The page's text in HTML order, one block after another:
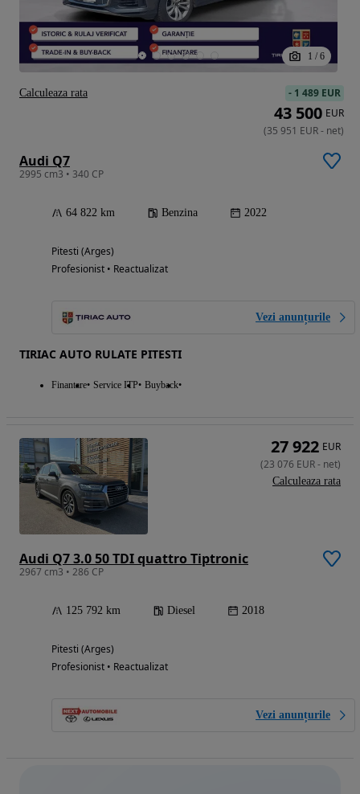
1 / 6
Audi Q7
2995 cm3 • 340 CP
64 822 km Benzina 2022
Pitesti (Arges)
Profesionist • Reactualizat
Vezi anunțurile
TIRIAC AUTO RULATE PITESTI
Finantare Service ITP Buyback
- 1 489 EUR
43 500 EUR
(35 951 EUR- net)
Calculeaza rata
Audi Q7 3.0 50 TDI quattro Tiptronic
2967 cm3 • 286 CP
125 792 km Diesel 2018
Pitesti (Arges)
Profesionist • Reactualizat
Vezi anunțurile
27 922 EUR
(23 076 EUR- net)
Calculeaza rata